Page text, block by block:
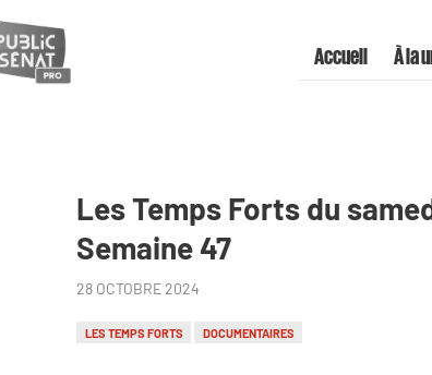
Accueil À la
Les Temps Forts du
Semaine 47
28 OCTOBRE 2024
LES TEMPS FORTS DOCUMENTAIRES